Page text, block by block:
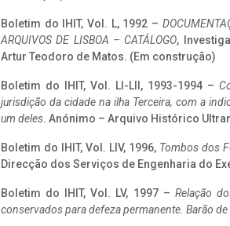
Boletim do IHIT, Vol. L, 1992 –
ARQUIVOS DE LISBOA – CATÁLOGO,
Artur Teodoro de Matos. (Em construção)
Boletim do IHIT, Vol. LI-LII, 1993-1994 –
jurisdição da cidade na ilha Terceira, com a
um deles. Anónimo – Arquivo Histórico
Boletim do IHIT, Vol. LIV, 1996, Tombos dos
Direcção dos Serviços de Engenharia do
Boletim do IHIT, Vol. LV, 1997 – Relação
conservados para defeza permanente. Barão de